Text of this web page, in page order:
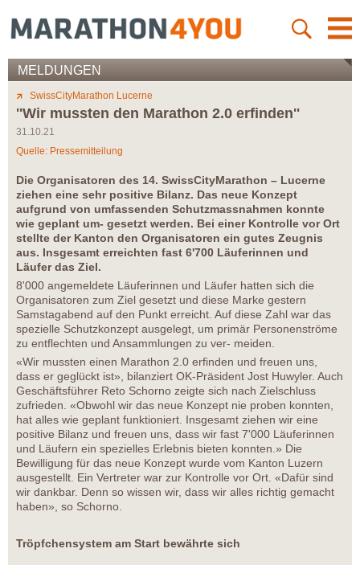
MELDUNGEN
SwissCityMarathon Lucerne
''Wir mussten den Marathon 2.0 erfinden''
31.10.21
Quelle: Pressemitteilung
Die Organisatoren des 14. SwissCityMarathon – Lucerne
ziehen eine sehr positive Bilanz. Das neue Konzept
aufgrund von umfassenden Schutzmassnahmen konnte
wie geplant um- gesetzt werden. Bei einer Kontrolle vor Ort
stellte der Kanton den Organisatoren ein gutes Zeugnis
aus. Insgesamt erreichten fast 6'700 Läuferinnen und
Läufer das Ziel.
8'000 angemeldete Läuferinnen und Läufer hatten sich die
Organisatoren zum Ziel gesetzt und diese Marke gestern
Samstagabend auf den Punkt erreicht. Auf diese Zahl war das
spezielle Schutzkonzept ausgelegt, um primär Personenströme
zu entflechten und Ansammlungen zu ver- meiden.
«Wir mussten einen Marathon 2.0 erfinden und freuen uns,
dass er geglückt ist», bilanziert OK-Präsident Jost Huwyler. Auch
Geschäftsführer Reto Schorno zeigte sich nach Zielschluss
zufrieden. «Obwohl wir das neue Konzept nie proben konnten,
hat alles wie geplant funktioniert. Insgesamt ziehen wir eine
positive Bilanz und freuen uns, dass wir fast 7'000 Läuferinnen
und Läufern ein spezielles Erlebnis bieten konnten.» Die
Bewilligung für das neue Konzept wurde vom Kanton Luzern
ausgestellt. Ein Vertreter war zur Kontrolle vor Ort. «Dafür sind
wir dankbar. Denn so wissen wir, dass wir alles richtig gemacht
haben», so Schorno.
Tröpfchensystem am Start bewährte sich